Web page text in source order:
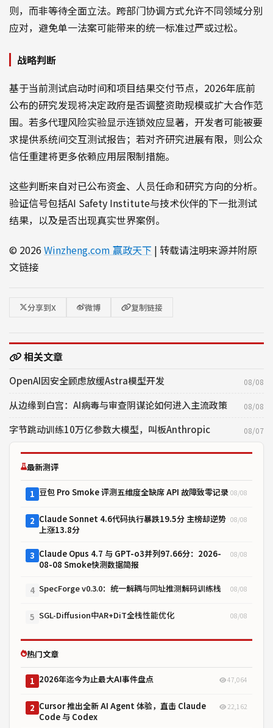
则，而非等待全面立法。跨部门协调方式允许不同领域分别
应对，避免单一法案可能带来的统一标准过严或过松。
战略判断
基于当前测试启动时间和项目结果交付节点，2026年底前
公布的研究发现将决定政府是否调整资助规模或扩大合作范
围。若多代理风险实验显示连锁效应显著，开发者可能被要
求提供系统间交互测试报告；若对齐研究进展有限，则公众
信任重建将更多依赖应用层限制措施。
这些判断来自对已公布资金、人员任命和研究方向的分析。
验证信号包括AI Safety Institute与技术伙伴的下一批测试
结果，以及是否出现真实世界案例。
© 2026 Winzheng.com 赢政天下 | 转载请注明来源并附原
文链接
分享到X 微博 复制链接
相关文章
OpenAI因安全顾虑放缓Astra模型开发 08/08
从边缘到白宫：AI病毒与审查阴谋论如何进入主流政策 08/08
字节跳动训练10万亿参数大模型，叫板Anthropic 08/07
最新测评
1 豆包 Pro Smoke 评测五维度全缺席 API 故障致零记录 08/08
2 Claude Sonnet 4.6代码执行暴跌19.5分 主榜却逆势
上涨13.8分
08/08
3 Claude Opus 4.7 与 GPT-o3并列97.66分：2026-
08-08 Smoke快测数据简报
08/08
4 SpecForge v0.3.0：统一解耦与同址推测解码训练栈 08/08
5 SGL-Diffusion中AR+DiT全栈性能优化 08/08
热门文章
1 2026年迄今为止最大AI事件盘点 47,064
2 Cursor 推出全新 AI Agent 体验，直击 Claude
Code 与 Codex
22,162